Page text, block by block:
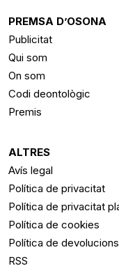
PREMSA D’OSONA
Publicitat
Qui som
On som
Codi deontològic
Premis
ALTRES
Avís legal
Política de privacitat
Política de privacitat
Política de cookies
Política de devolucions
RSS